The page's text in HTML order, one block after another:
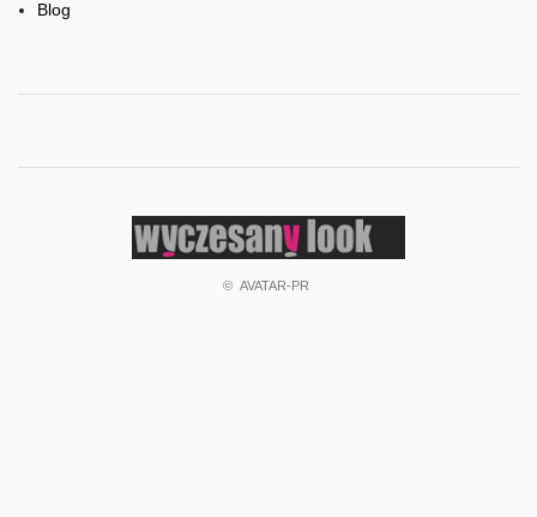
Blog
fryzjerzy'
©AVATAR-PR